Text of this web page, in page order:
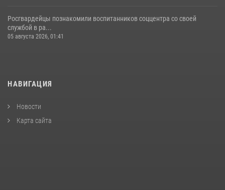
Росгвардейцы познакомили воспитанников соццентра со своей
службой в ра...
05 августа 2026, 01:41
НАВИГАЦИЯ
Новости
Карта сайта